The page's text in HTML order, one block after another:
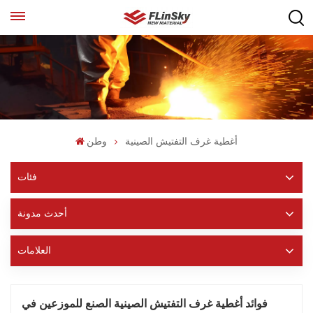
وطن أغطية غرف التفتيش الصينية
فئات
أحدث مدونة
العلامات
فوائد أغطية غرف التفتيش الصينية الصنع للموزعين في